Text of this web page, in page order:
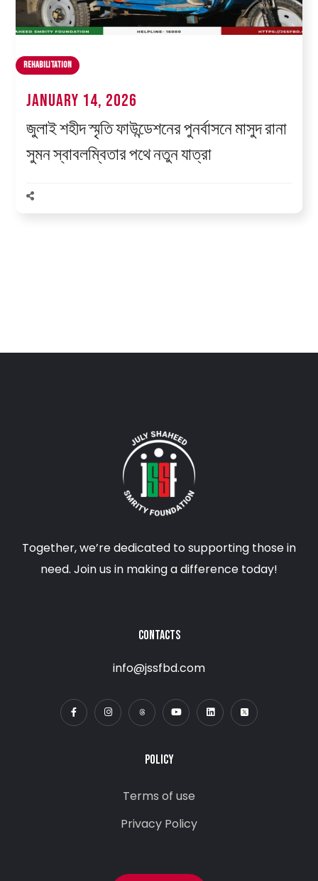
Rehabilitation
January 14, 2026
জুলাই শহীদ স্মৃতি ফাউন্ডেশনের পুনর্বাসনে মাসুদ রানা
সুমন স্বাবলম্বিতার পথে নতুন যাত্রা
Together, we’re dedicated to supporting those in
need. Join us in making a difference today!
CONTACTS
info@jssfbd.com
POLICY
Terms of use
Privacy Policy